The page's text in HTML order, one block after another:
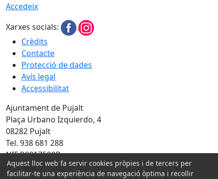
Accedeix
Xarxes socials:
Crèdits
Contacte
Protecció de dades
Avís legal
Accessibilitat
Ajuntament de Pujalt
Plaça Urbano Izquierdo, 4
08282 Pujalt
Tel. 938 681 288
NIF P0817500B
Amb la col·laboració de:
Aquest lloc web fa servir cookies pròpies i de tercers per
facilitar-te una experiència de navegació òptima i recollir